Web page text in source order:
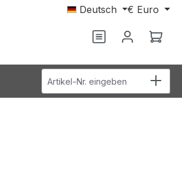
Deutsch € Euro
Artikel-Nr. eingeben